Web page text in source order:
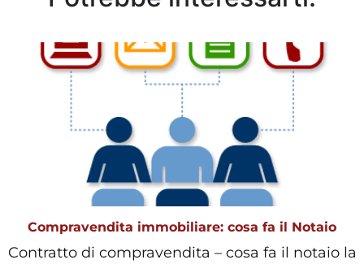
Compravendita immobiliare: cosa fa il Notaio
Contratto di compravendita – cosa fa il notaio la